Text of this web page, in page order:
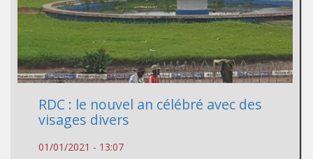
RDC : le nouvel an célébré avec des
visages divers
01/01/2021 - 13:07